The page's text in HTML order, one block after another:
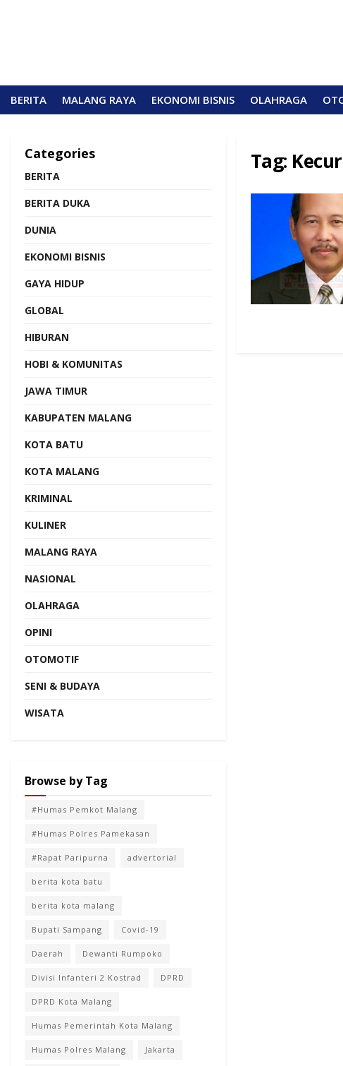
BERITA MALANG RAYA EKONOMI BISNIS OLAHRAGA
Tag:
Categories
BERITA
BERITA DUKA
DUNIA
EKONOMI BISNIS
GAYA HIDUP
GLOBAL
HIBURAN
HOBI & KOMUNITAS
JAWA TIMUR
KABUPATEN MALANG
KOTA BATU
KOTA MALANG
KRIMINAL
KULINER
MALANG RAYA
NASIONAL
OLAHRAGA
OPINI
OTOMOTIF
SENI & BUDAYA
WISATA
Browse by Tag
#Humas Pemkot Malang
#Humas Polres Pamekasan
#Rapat Paripurna advertorial
berita kota batu
berita kota malang
Bupati Sampang Covid-19
Daerah Dewanti Rumpoko
Divisi Infanteri 2 Kostrad DPRD
DPRD Kota Malang
Humas Pemerintah Kota Malang
Humas Polres Malang Jakarta